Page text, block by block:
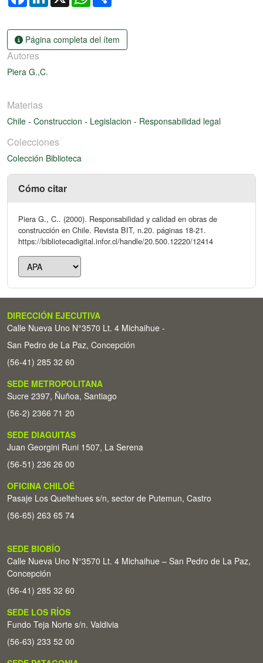
Página completa del ítem
Autores
Piera G.,C.
Materias
Chile - Construccion - Legislacion - Responsabilidad legal
Colecciones
Colección Biblioteca
Cómo citar
Piera G., C.. (2000). Responsabilidad y calidad en obras de
construcción en Chile. Revista BIT, n.20. páginas 18-21.
https://bibliotecadigital.infor.cl/handle/20.500.12220/12414
DIRECCIÓN EJECUTIVA
Calle Nueva Uno N°3570 Lt. 4 Michaihue -
San Pedro de La Paz, Concepción
(56-41) 285 32 60
SEDE METROPOLITANA
Sucre 2397, Ñuñoa, Santiago
(56-2) 2366 71 20
SEDE DIAGUITAS
Juan Georgini Runi 1507, La Serena
(56-51) 236 26 00
OFICINA CHILOÉ
Pasaje Los Queltehues s/n, sector de Putemun, Castro
(56-65) 263 65 74
SEDE BIOBÍO
Calle Nueva Uno N°3570 Lt. 4 Michaihue – San Pedro de La Paz,
Concepción
(56-41) 285 32 60
SEDE LOS RÍOS
Fundo Teja Norte s/n. Valdivia
(56-63) 233 52 00